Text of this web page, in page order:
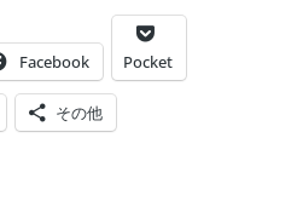
Facebook Pocket
その他